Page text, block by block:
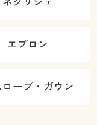
エプロン
ーブ・ガウン